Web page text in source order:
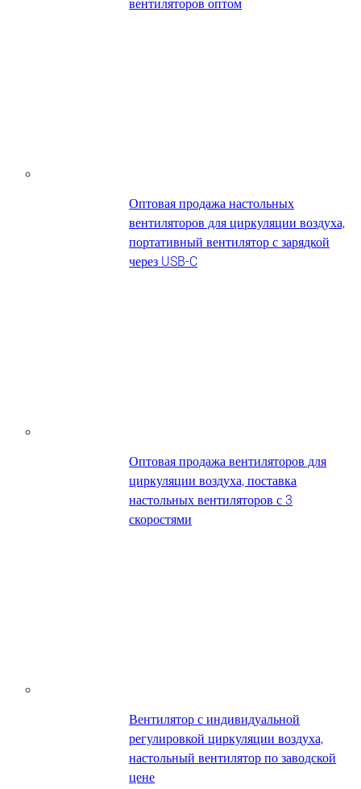
вентиляторов оптом
Оптовая продажа настольных
вентиляторов для циркуляции воздуха,
портативный вентилятор с зарядкой
через USB-C
Оптовая продажа вентиляторов для
циркуляции воздуха, поставка
настольных вентиляторов с 3
скоростями
Вентилятор с индивидуальной
регулировкой циркуляции воздуха,
настольный вентилятор по заводской
цене